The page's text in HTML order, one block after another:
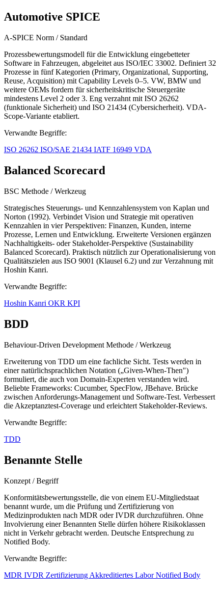
Automotive SPICE
A-SPICE Norm / Standard
Prozessbewertungsmodell für die Entwicklung eingebetteter
Software in Fahrzeugen, abgeleitet aus ISO/IEC 33002. Definiert 32
Prozesse in fünf Kategorien (Primary, Organizational, Supporting,
Reuse, Acquisition) mit Capability Levels 0–5. VW, BMW und
weitere OEMs fordern für sicherheitskritische Steuergeräte
mindestens Level 2 oder 3. Eng verzahnt mit ISO 26262
(funktionale Sicherheit) und ISO 21434 (Cybersicherheit). VDA-
Scope-Variante etabliert.
Verwandte Begriffe:
ISO 26262 ISO/SAE 21434 IATF 16949 VDA
Balanced Scorecard
BSC Methode / Werkzeug
Strategisches Steuerungs- und Kennzahlensystem von Kaplan und
Norton (1992). Verbindet Vision und Strategie mit operativen
Kennzahlen in vier Perspektiven: Finanzen, Kunden, interne
Prozesse, Lernen und Entwicklung. Erweiterte Versionen ergänzen
Nachhaltigkeits- oder Stakeholder-Perspektive (Sustainability
Balanced Scorecard). Praktisch nützlich zur Operationalisierung von
Qualitätszielen aus ISO 9001 (Klausel 6.2) und zur Verzahnung mit
Hoshin Kanri.
Verwandte Begriffe:
Hoshin Kanri OKR KPI
BDD
Behaviour-Driven Development Methode / Werkzeug
Erweiterung von TDD um eine fachliche Sicht. Tests werden in
einer natürlichsprachlichen Notation („Given-When-Then")
formuliert, die auch von Domain-Experten verstanden wird.
Beliebte Frameworks: Cucumber, SpecFlow, JBehave. Brücke
zwischen Anforderungs-Management und Software-Test. Verbessert
die Akzeptanztest-Coverage und erleichtert Stakeholder-Reviews.
Verwandte Begriffe:
TDD
Benannte Stelle
Konzept / Begriff
Konformitätsbewertungsstelle, die von einem EU-Mitgliedstaat
benannt wurde, um die Prüfung und Zertifizierung von
Medizinprodukten nach MDR oder IVDR durchzuführen. Ohne
Involvierung einer Benannten Stelle dürfen höhere Risikoklassen
nicht in Verkehr gebracht werden. Deutsche Entsprechung zu
Notified Body.
Verwandte Begriffe:
MDR IVDR Zertifizierung Akkreditiertes LaborNotified Body